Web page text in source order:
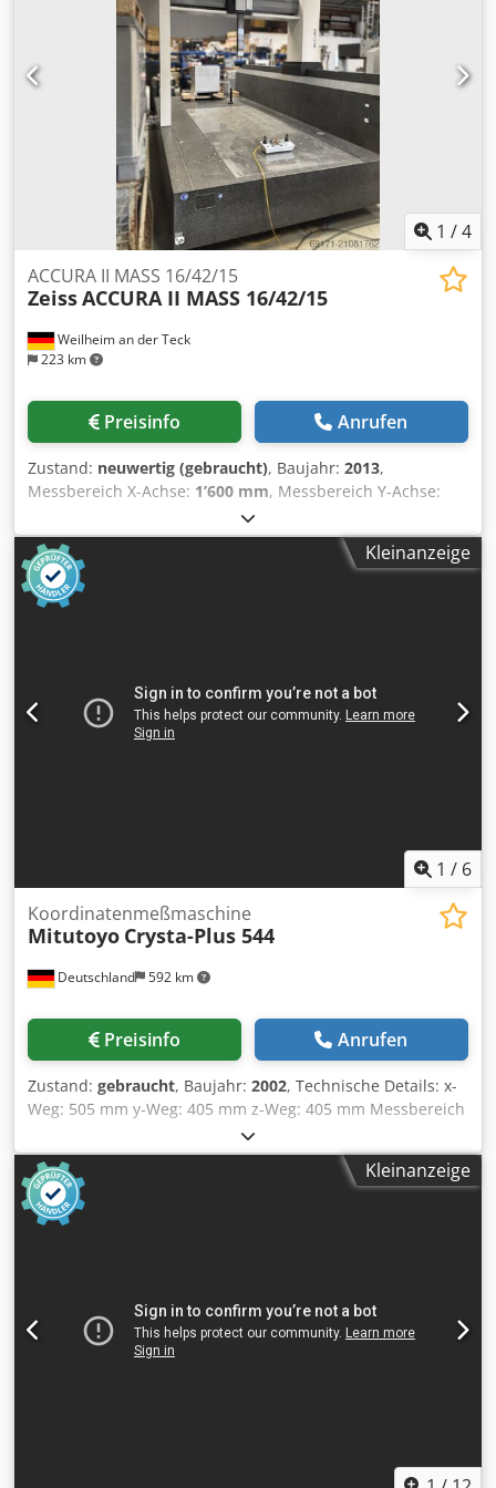
1 /4
Weilheim an der Teck
223 km
ACCURA II MASS 16/42/15
ZeissACCURA II MASS 16/42/15
Preisinfo Anrufen
Zustand: neuwertig (gebraucht), Baujahr: 2013,
Messbereich X-Achse: 1’600 mm, Messbereich Y-Achse:
, Messbereich Z-Achse:
Werkstückgewicht (max.):5’000 kg, Ausstattung:
Typenschild vorhanden
, CARL ZEISS CNC-Koordinaten-
Messgerät ACCURA II MASS 16/42/15 Baujahr: 2013
Aufgearbeitet: 2025 Messbereich: X= 1600 mm, Y= 4200
Automatische Temperaturkompensation Genauigkeit: VAST
XT GOLD / RDS-CAA XXT MPE-E 3,6+L/300 4,9+L/200 R0 2,4
5,5 MPE-P 3,6 4,9 MPE-THP 3,7/68sec 4,7/68sec RONt 3,5
Kleinanzeige
1 / 6
Deutschland 592 km
Koordinatenmeßmaschine
Mitutoyo Crysta-Plus 544
Preisinfo Anrufen
Zustand: gebraucht, Baujahr: 2002, Technische Details: x-
Weg: 505 mm y-Weg: 405 mm z-Weg: 405 mm Messbereich
X-Achse: 505 mm Messbereich Y-Achse: 405 mm
Messbereich Z-Achse: 405 mm Druckluft: 0,4 MPa
Spannung: 100/120/220/240 V / Hz Gesamtleistungsbedarf:
700 Watt Maschinengewicht ca.: 0,5 t Abmessung
Maschine ca. LxBxH: 1,1 x 1,1 x 2,185 m weitere Merkmale:
Messtisch aus Granit, Größe LxB: 638 x 860mm, mit
Werkstückklemmung -max. Werkzeuggröße Höhe max.
545mm Gewicht max. 180kg Ausstattung: -Messtaster
Kleinanzeige